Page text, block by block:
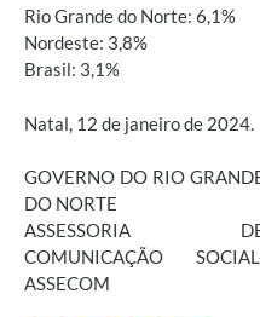
Rio Grande do Norte: 6,1%
Nordeste: 3,8%
Brasil: 3,1%
Natal, 12 de janeiro de 2024.
GOVERNO DO RIO
DO NORTE
ASSESSORIA
COMUNICAÇÃO
ASSECOM